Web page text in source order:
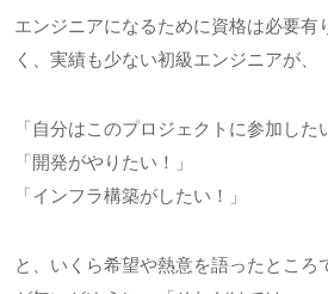
エンジニアになるために資格は必要有
く、実績も少ない初級エンジニアが、
「自分はこのプロジェクトに参加した
「開発がやりたい！」
「インフラ構築がしたい！」
と、いくら希望や熱意を語ったところ